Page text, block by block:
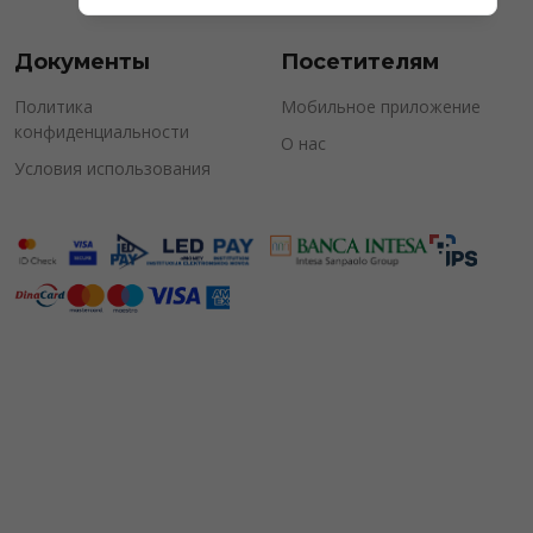
Документы
Политика
конфиденциальности
Условия использования
Посетителям
Мобильное приложение
О нас